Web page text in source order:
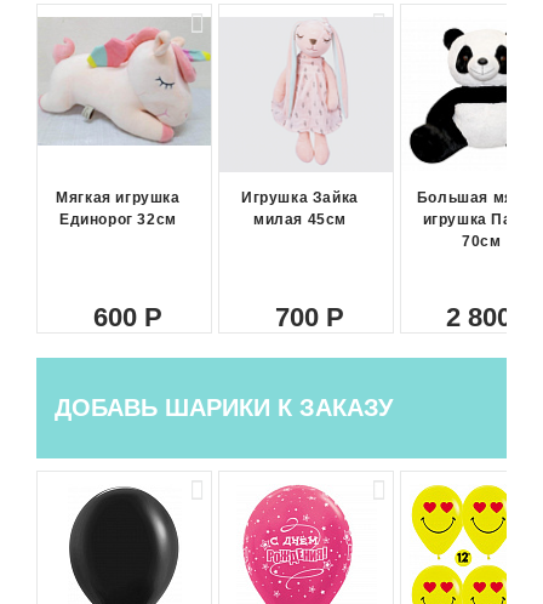
Мягкая игрушка
Единорог 32см
600
Игрушка Зайка
милая 45см
700
Большая
игрушка Панда
70см
2 800
ДОБАВЬ ШАРИКИ К ЗАКАЗУ